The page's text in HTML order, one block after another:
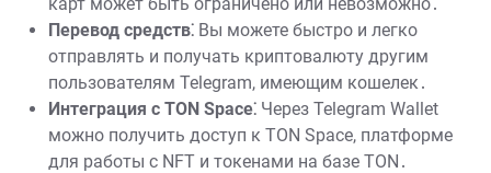
Перевод средств⁚ Вы можете быстро и легко
отправлять и получать криптовалюту другим
пользователям Telegram, имеющим кошелек․
Интеграция с TON Space⁚ Через Telegram Wallet
можно получить доступ к TON Space, платформе
для работы с NFT и токенами на базе TON․